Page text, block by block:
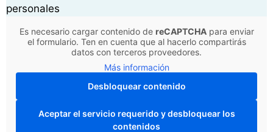
personales
Es necesario cargar contenido de reCAPTCHApara enviar
el formulario. Ten en cuenta que al hacerlo compartirás
datos con terceros proveedores.
Más información
Desbloquear contenido
Aceptar el servicio requerido y desbloquear los
contenidos